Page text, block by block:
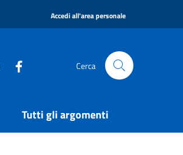
Accedi all'area personale
Cerca
Tutti gli argomenti